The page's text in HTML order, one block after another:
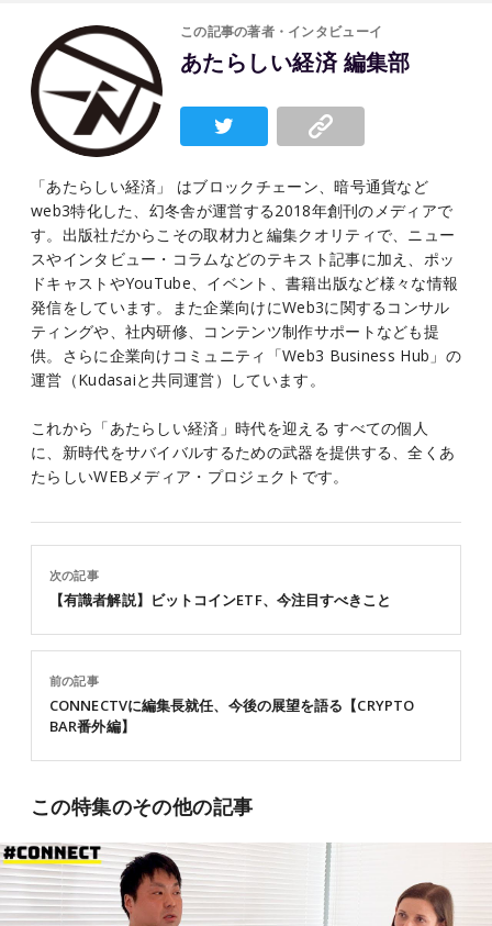
この記事の著者・インタビューイ
あたらしい経済 編集部
「あたらしい経済」 はブロックチェーン、暗号通貨など
web3特化した、幻冬舎が運営する2018年創刊のメディアで
す。出版社だからこその取材力と編集クオリティで、ニュー
スやインタビュー・コラムなどのテキスト記事に加え、ポッ
ドキャストやYouTube、イベント、書籍出版など様々な情報
発信をしています。また企業向けにWeb3に関するコンサル
ティングや、社内研修、コンテンツ制作サポートなども提
供。さらに企業向けコミュニティ「Web3 Business Hub」の
運営（Kudasaiと共同運営）しています。
これから「あたらしい経済」時代を迎える すべての個人
に、新時代をサバイバルするための武器を提供する、全くあ
たらしいWEBメディア・プロジェクトです。
前の記事
CONNECTVに編集長就任、今後の展望を語る【CRYPTO
BAR番外編】
次の記事
【有識者解説】ビットコインETF、今注目すべきこと
この特集のその他の記事